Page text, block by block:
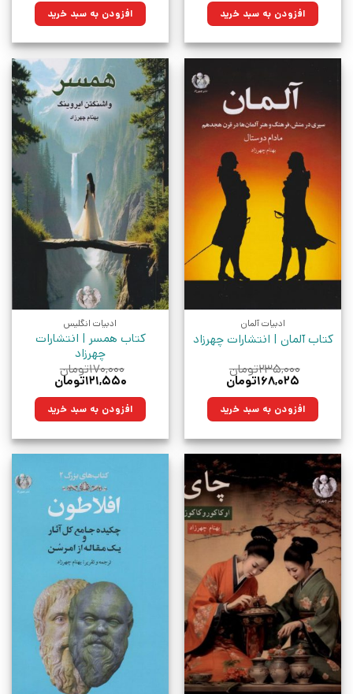
۱۸۰,۰۰۰تومان
بود.
۱۲۸,۷۰۰تومان.افزودن به سبد خرید ۵۴۰,۰۰۰تومان
بود.
۳۸۶,۱۰۰تومان.افزودن به سبد خرید
ادبیات آلمان
کتاب آلمان | انتشارات چهرزاد
۲۳۵,۰۰۰تومان
قیمت
۲۳۵,۰۰۰تومان
بود.
۱۶۸,۰۲۵تومان
۱۶۸,۰۲۵تومان.افزودن به سبد خرید
ادبیات انگلیس
کتاب همسر | انتشارات
چهرزاد
۱۷۰,۰۰۰تومان
قیمت
۱۷۰,۰۰۰تومان
بود.
۱۲۱,۵۵۰تومان
۱۲۱,۵۵۰تومان.افزودن به سبد خرید